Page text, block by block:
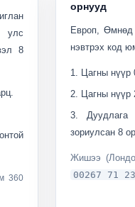
улс
8
360
орнууд
Европ,
нэвтрэх код
Цагны нүүр
Цагны нүүр
зориулсан 8
Жишээ
00267 71